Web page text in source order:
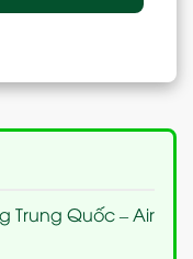
Trung Quốc – Air